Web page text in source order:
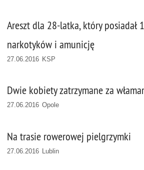
Areszt dla 28-latka, który posiadał
narkotyków i amunicję
27.06.2016 KSP
Dwie kobiety zatrzymane za
27.06.2016 Opole
Na trasie rowerowej pielgrzymki
27.06.2016 Lublin